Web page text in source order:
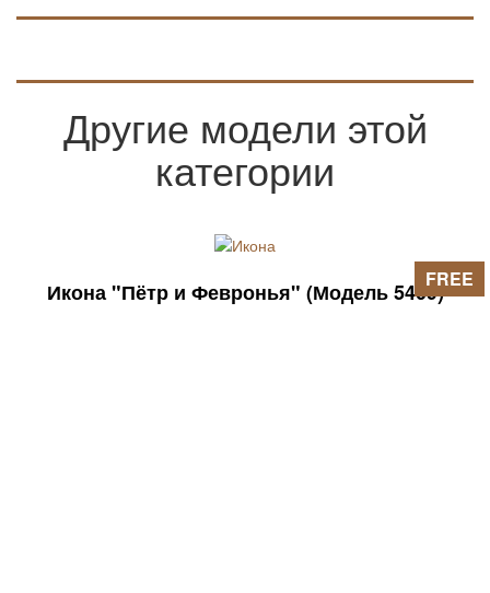
Другие модели этой
категории
Икона "Пётр и Февронья" (Модель 5409)FREE